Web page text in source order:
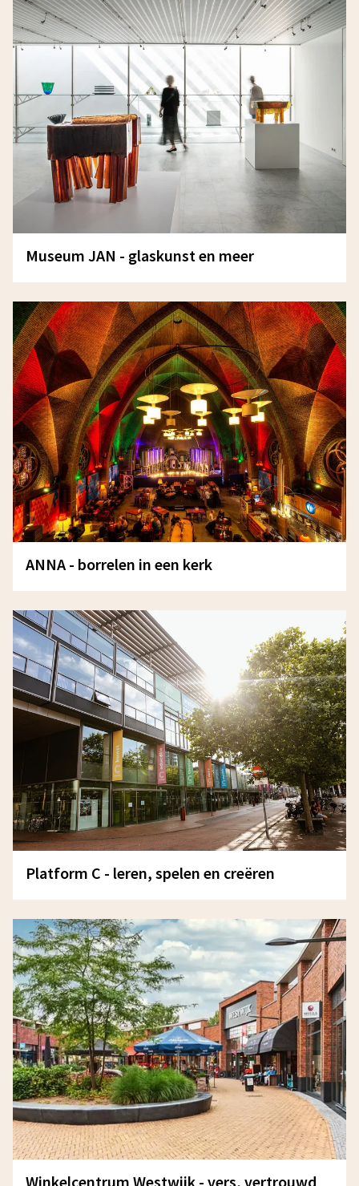
Museum JAN - glaskunst en meer
ANNA - borrelen in een kerk
Platform C - leren, spelen en creëren
Winkelcentrum Westwijk - vers, vertrouwd